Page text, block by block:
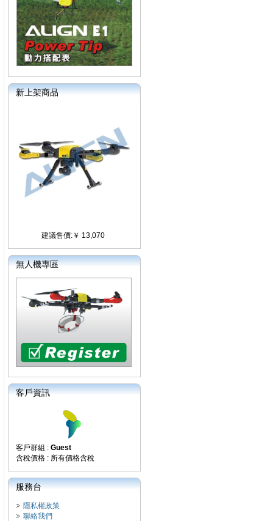
新上架商品
建議售價:￥ 13,070
無人機專區
客戶資訊
客戶群組 : Guest
含稅價格 : 所有價格含稅
服務台
隱私權政策
聯絡我們